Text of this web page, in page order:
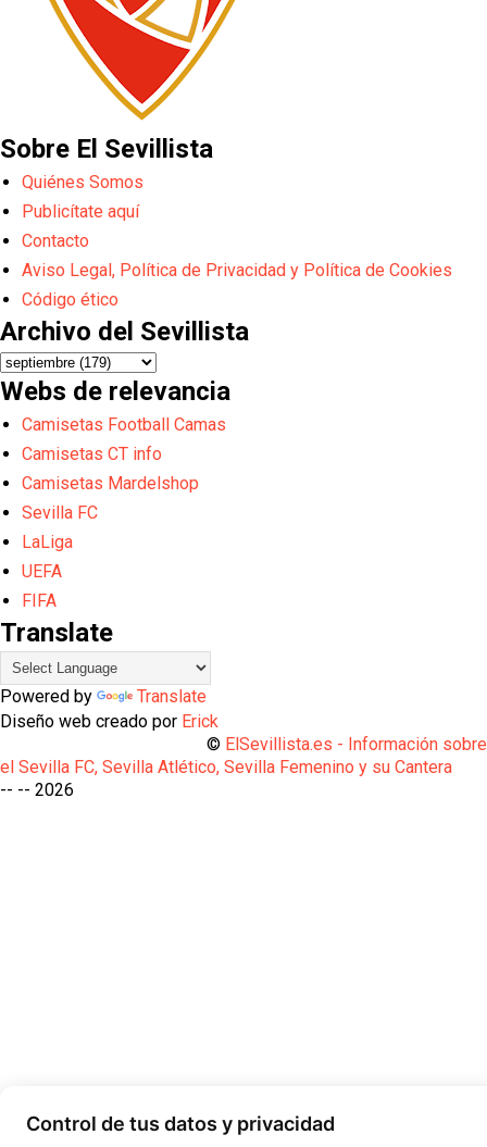
Sobre El Sevillista
Quiénes Somos
Publicítate aquí
Contacto
Aviso Legal, Política de Privacidad y Política de Cookies
Código ético
Archivo del Sevillista
Webs de relevancia
Camisetas Football Camas
Camisetas CT info
Camisetas Mardelshop
Sevilla FC
LaLiga
UEFA
FIFA
Translate
Powered by
Translate
Diseño web creado por Erick
© ElSevillista.es - Información sobre
el Sevilla FC, Sevilla Atlético, Sevilla Femenino y su Cantera
-- --
Control de tus datos y privacidad
2026